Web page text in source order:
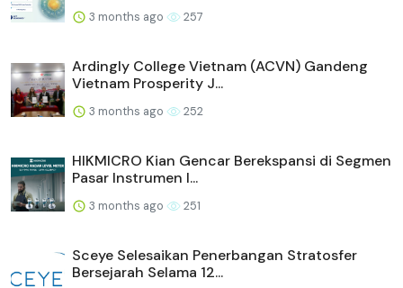
3 months ago 257
Ardingly College Vietnam (ACVN) Gandeng
Vietnam Prosperity J...
3 months ago 252
HIKMICRO Kian Gencar Berekspansi di Segmen
Pasar Instrumen I...
3 months ago 251
Sceye Selesaikan Penerbangan Stratosfer
Bersejarah Selama 12...